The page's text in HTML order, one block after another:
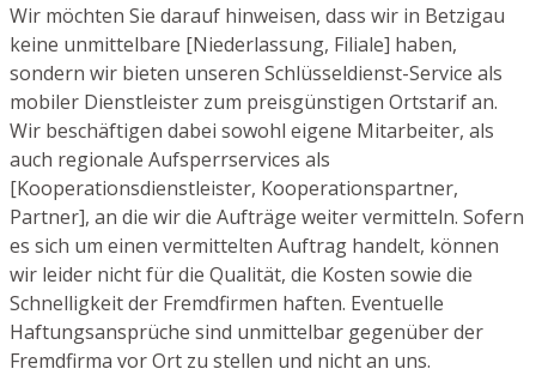
Wir möchten Sie darauf hinweisen, dass wir in Betzigau
keine unmittelbare [Niederlassung, Filiale] haben,
sondern wir bieten unseren Schlüsseldienst-Service als
mobiler Dienstleister zum preisgünstigen Ortstarif an.
Wir beschäftigen dabei sowohl eigene Mitarbeiter, als
auch regionale Aufsperrservices als
[Kooperationsdienstleister, Kooperationspartner,
Partner], an die wir die Aufträge weiter vermitteln. Sofern
es sich um einen vermittelten Auftrag handelt, können
wir leider nicht für die Qualität, die Kosten sowie die
Schnelligkeit der Fremdfirmen haften. Eventuelle
Haftungsansprüche sind unmittelbar gegenüber der
Fremdfirma vor Ort zu stellen und nicht an uns.